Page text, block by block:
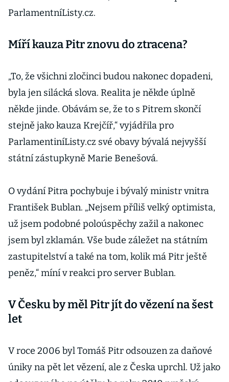
ParlamentníListy.cz.
Míří kauza Pitr znovu do ztracena?
„To, že všichni zločinci budou nakonec dopadeni,
byla jen silácká slova. Realita je někde úplně
někde jinde. Obávám se, že to s Pitrem skončí
stejně jako kauza Krejčíř,“ vyjádřila pro
ParlamentiníListy.cz své obavy bývalá nejvyšší
státní zástupkyně Marie Benešová.
O vydání Pitra pochybuje i bývalý ministr vnitra
František Bublan. „Nejsem příliš velký optimista,
už jsem podobné poloúspěchy zažil a nakonec
jsem byl zklamán. Vše bude záležet na státním
zastupitelství a také na tom, kolik má Pitr ještě
peněz,“ míní v reakci pro server Bublan.
V Česku by měl Pitr jít do vězení na šest
let
V roce 2006 byl Tomáš Pitr odsouzen za daňové
úniky na pět let vězení, ale z Česka uprchl. Už jako